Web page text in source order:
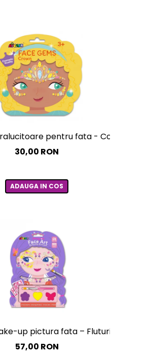
pentru fata - Coroana
30,00 RON
ADAUGA IN COS
up pictura fata – Fluturi
57,00 RON